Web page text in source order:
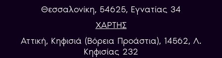
Θεσσαλονίκη, 54625, Εγνατίας 34
ΧΑΡΤΗΣ
Αττική, Κηφισιά (Βόρεια Προάστια), 14562, Λ.
Κηφισίας 232